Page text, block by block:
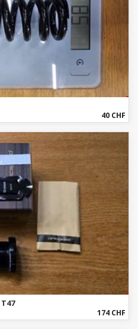
40 CHF
174 CHF